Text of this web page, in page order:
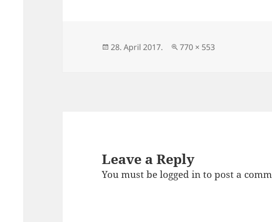
Posted
28. April 2017.
Full
770 × 553
Leave a Reply
You must belogged into post a